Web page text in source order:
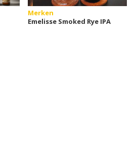
Merken
Emelisse Smoked Rye IPA